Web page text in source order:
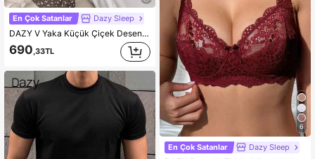
En Çok Satanlar Dazy Sleep
DAZY V Yaka Küçük Çiçek Desenli Dar Kesim Gece Elbisesi, Kadın Uyku Elbisesi Pijama
690,33TL
6
En Çok Satanlar Dazy Sleep